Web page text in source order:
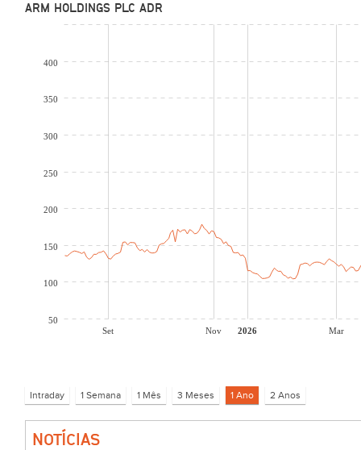
ARM HOLDINGS PLC ADR
Set Nov 2026 Mar
50
100
150
200
250
300
350
400
NOTÍCIAS